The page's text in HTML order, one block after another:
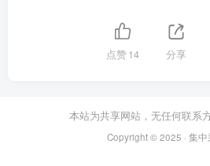
点赞14 分享
本站为共享网站，无任何联系
Copyright © 2025 · 集